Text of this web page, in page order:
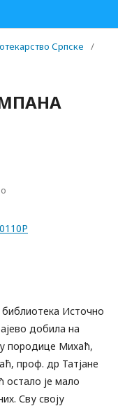
Српске
/
Источно
добила на
породице Михаћ,
проф. др Татјане
остало је мало
Сву своју